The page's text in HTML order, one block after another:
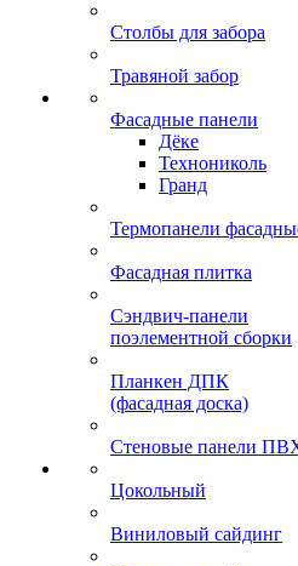
Столбы для забора
Травяной забор
Фасадные панели
Дёке
Технониколь
Гранд
Термопанели
Фасадная плитка
Сэндвич-панели
поэлементной сборки
Планкен ДПК
(фасадная доска)
Стеновые панели
Цокольный
Виниловый сайдинг